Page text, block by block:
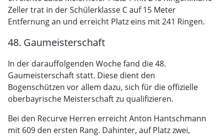
Zeller trat in der Schülerklasse C auf 15 Meter
Entfernung an und erreicht Platz eins mit 241 Ringen.
48. Gaumeisterschaft
In der darauffolgenden Woche fand die 48.
Gaumeisterschaft statt. Diese dient den
Bogenschützen vor allem dazu, sich für die offizielle
oberbayrische Meisterschaft zu qualifizieren.
Bei den Recurve Herren erreicht Anton Hantschmann
mit 609 den ersten Rang. Dahinter, auf Platz zwei,